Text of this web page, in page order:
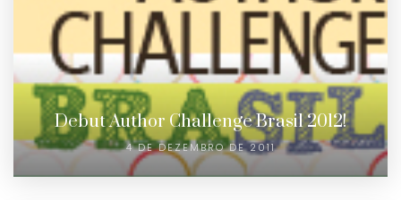
Debut Author Challenge Brasil 2012!
4 DE DEZEMBRO DE 2011